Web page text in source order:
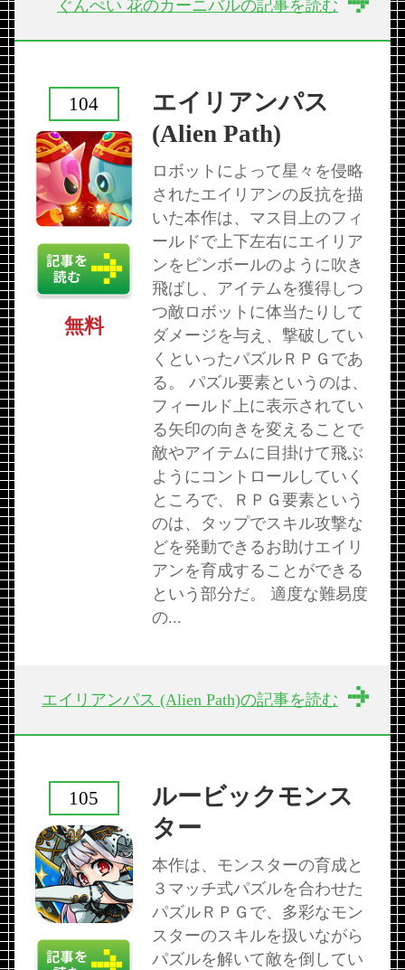
ぐんぺい 花のカーニバルの記事を読む
エイリアンパス
(Alien Path)
ロボットによって星々を侵略
されたエイリアンの反抗を描
いた本作は、マス目上のフィ
ールドで上下左右にエイリア
ンをピンボールのように吹き
飛ばし、アイテムを獲得しつ
つ敵ロボットに体当たりして
ダメージを与え、撃破してい
くといったパズルＲＰＧであ
る。 パズル要素というのは、
フィールド上に表示されてい
る矢印の向きを変えることで
敵やアイテムに目掛けて飛ぶ
ようにコントロールしていく
ところで、ＲＰＧ要素という
のは、タップでスキル攻撃な
どを発動できるお助けエイリ
アンを育成することができる
という部分だ。 適度な難易度
の...
104
無料
エイリアンパス (Alien Path)の記事を読む
ルービックモンス
ター
本作は、モンスターの育成と
３マッチ式パズルを合わせた
パズルＲＰＧで、多彩なモン
スターのスキルを扱いながら
パズルを解いて敵を倒してい
105